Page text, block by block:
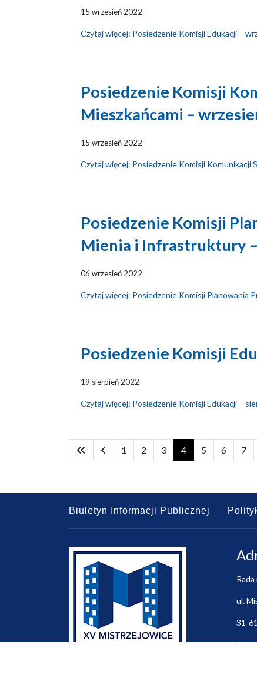
15 wrzesień 2022
Czytaj więcej: Posiedzenie Komisji Edukacji –
Posiedzenie Komisji
Mieszkańcami –
15 wrzesień 2022
Czytaj więcej: Posiedzenie Komisji Komunikacji
Posiedzenie Komisji
Mienia i Infrastruktury
06 wrzesień 2022
Czytaj więcej: Posiedzenie Komisji Planowania
Posiedzenie Komisji
19 sierpień 2022
Czytaj więcej: Posiedzenie Komisji Edukacji –
1 2 3 4 5 6 7
Biuletyn Informacji Publicznej
ul.
31-